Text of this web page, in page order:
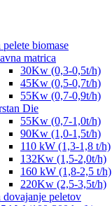
pelete biomase
matrica
30Kw (0,3-0,5t/h)
45Kw (0,5-0,7t/h)
55Kw (0,7-0,9t/h)
Die
55Kw (0,7-1,0t/h)
90Kw (1,0-1,5t/h)
110 kW (1,3-1,8 t/h)
132Kw (1,5-2,0t/h)
160 kW (1,8-2,5 t/h)
220Kw (2,5-3,5t/h)
dovajanje peletov